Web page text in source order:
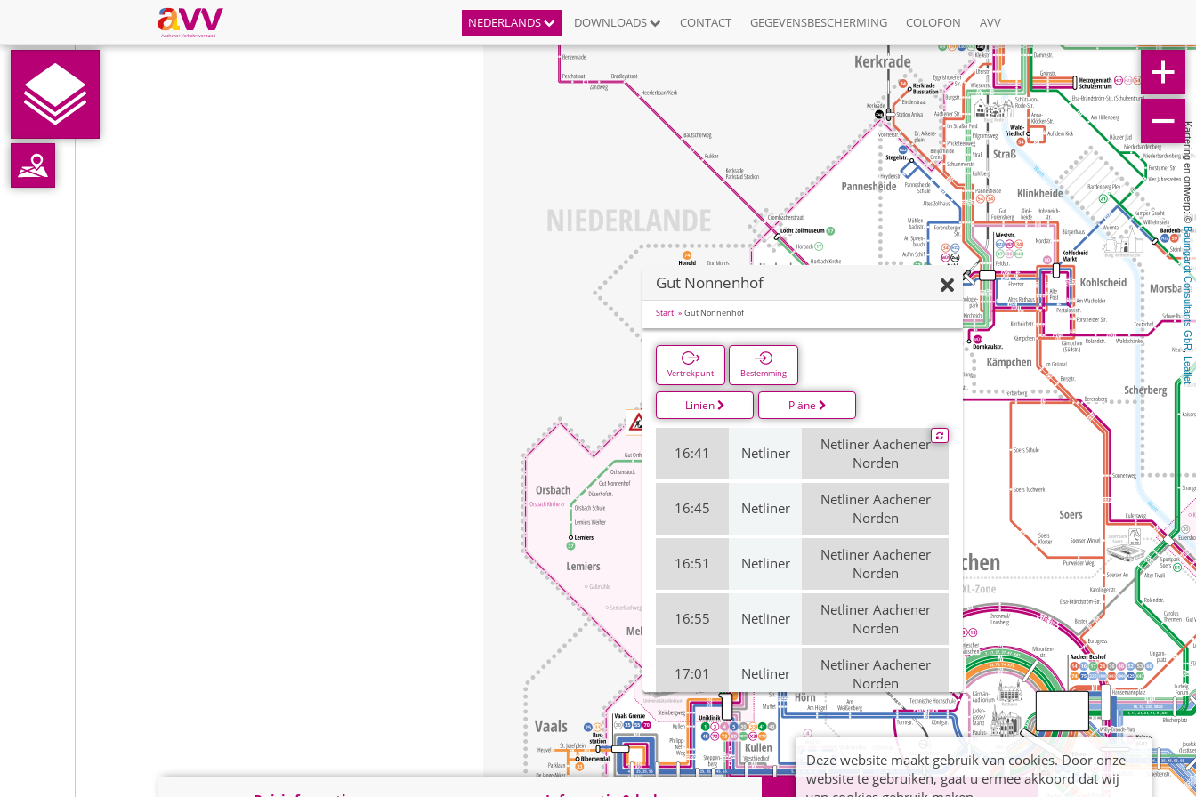
NEDERLANDS DOWNLOADS CONTACT GEGEVENSBESCHERMING COLOFON AVV
Kartering en ontwerp: ©
Baumgardt Consultants GbR
,
Leaflet
Gut Nonnenhof
Start Gut Nonnenhof
Vertrekpunt Bestemming
Linien Pläne
16:41 Netliner
Netliner Aachener
Norden
16:45 Netliner
Netliner Aachener
Norden
16:51 Netliner
Netliner Aachener
Norden
16:55 Netliner
Netliner Aachener
Norden
17:01 Netliner
Netliner Aachener
Norden
17:05 Netliner
Netliner Aachener
Norden
Netliner Aachener
Norden
Deze website maakt gebruik van cookies. Door onze
website te gebruiken, gaat u ermee akkoord dat wij